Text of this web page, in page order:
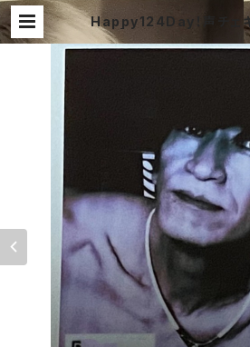
Happy124Day！声チェ
| ShindoAtsushi